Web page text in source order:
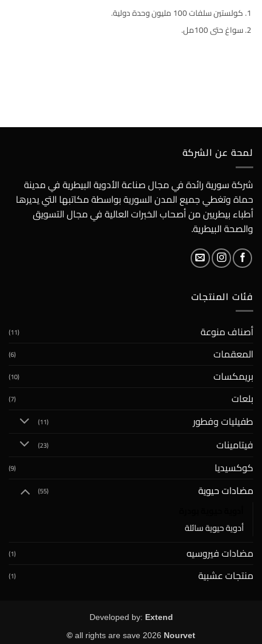
كولستين سلفات 100 مليون وحدة دولية.
سواغ حتى 100مل.
لمحة عن الشركة
شركة سورية رائدة في مجال صناعة الأدوية البيطرية في مدينة
حماة وتغطي جميع المدن السورية بواسطة مكاتبها التي يديرها
أطباء بيطريين من أصحاب الخبرات العالية في مجال التسويق
والصحة البيطرية.
فئات المنتجات
أصناف منوعة (11)
المعقمات (6)
بريمكسات (10)
بلعات (7)
طفيليات وفطور (11)
فيتامينات (23)
كوكسيديا (9)
مضادات حيوية (55)
أدوية حيوية سائلة
مضادات فيروسيه (1)
منتجات عشبية (1)
Developed by: Extend
all rights are save 2026 Nourvet ©